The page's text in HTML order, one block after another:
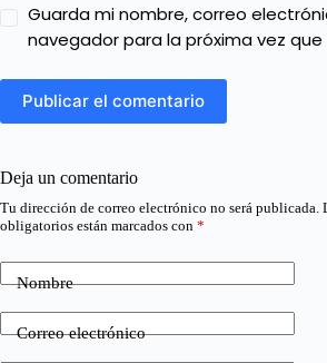
Guarda mi nombre, correo
navegador para la próxima vez
Publicar el comentario
Deja un comentario
Tu dirección de correo electrónico no será publicada.
obligatorios están marcados con *
Nombre
Correo electrónico